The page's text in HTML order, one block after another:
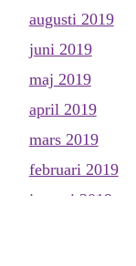
augusti 2019
juni 2019
maj 2019
april 2019
mars 2019
februari 2019
januari 2019